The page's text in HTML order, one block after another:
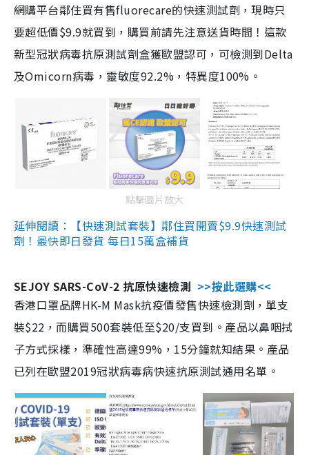
網購平台鄰住買有售fluorecare的快速測試劑，現時只
要超低價$9.9就買到，購買前請先注意送貨時間！這款
新型冠狀病毒抗原測試劑盒獲歐盟認可，可檢測到Delta
及Omicorn病毒，靈敏度92.2%，特異度100%。
點擊圖片放大
延伸閱讀：【快速測試套裝】鄰住買開賣$9.9快速測試
劑！最快即日發貨 每日15萬盒補貨
SEJOY SARS-CoV-2 抗原快速檢測 >>按此選購<<
香港口罩品牌HK-M Mask抗疫價發售快速檢測劑，單支
裝$22，而購買500套裝低至$20/支買到。產品以鼻咽拭
子方式採樣，準確性高達99%，15分鐘就知結果。產品
已列在歐盟2019冠狀病毒病快速抗原測試通用名單。